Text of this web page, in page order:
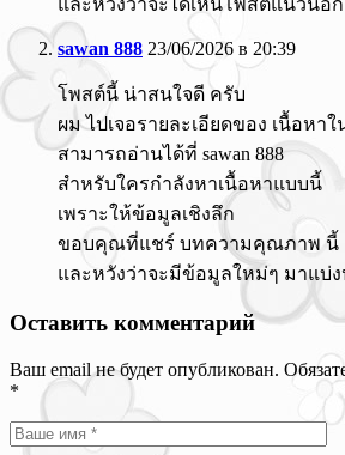
sawan 888 23/06/2026 в 20:39
โพสต์นี้ น่าสนใจดี ครับ
ผม ไปเจอรายละเอียดของ เนื้อหา
สามารถอ่านได้ที่ sawan 888
สำหรับใครกำลังหาเนื้อหาแบบนี้
เพราะให้ข้อมูลเชิงลึก
ขอบคุณที่แชร์ บทความคุณภาพ นี้
และหวังว่าจะมีข้อมูลใหม่ๆ มาแบ่
Оставить комментарий
Ваш email не будет опубликован.
*